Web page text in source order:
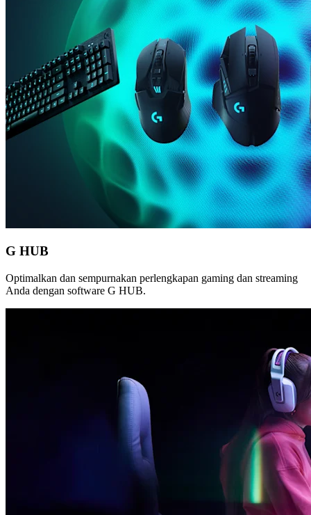
G HUB
Optimalkan dan sempurnakan perlengkapan gaming dan streaming
Anda dengan software G HUB.